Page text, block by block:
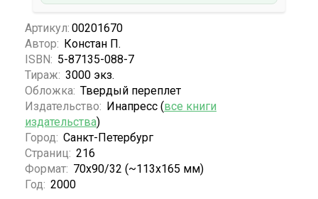
Артикул: 00201670
Автор: Констан П.
ISBN: 5-87135-088-7
Тираж: 3000 экз.
Обложка: Твердый переплет
Издательство: Инапресс (все книги
издательства)
Город: Санкт-Петербург
Страниц: 216
Формат: 70x90/32 (~113х165 мм)
Год: 2000